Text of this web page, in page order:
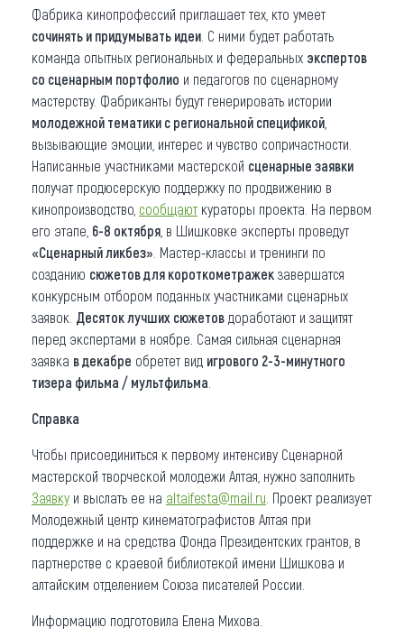
Фабрика кинопрофессий приглашает тех, кто умеет
сочинять и придумывать идеи . С ними будет работать
команда опытных региональных и федеральных экспертов
со сценарным портфолио и педагогов по сценарному
мастерству. Фабриканты будут генерировать истории
молодежной тематики с региональной спецификой
вызывающие эмоции, интерес и чувство сопричастности.
Написанные участниками мастерской сценарные заявки
получат продюсерскую поддержку по продвижению в
кинопроизводство, сообщают кураторы проекта. На первом
его этапе, 6-8 октября , в Шишковке эксперты проведут
«Сценарный ликбез» . Мастер-классы и тренинги по
созданию сюжетов для короткометражек завершатся
конкурсным отбором поданных участниками сценарных
заявок. Десяток лучших сюжетов доработают и защитят
перед экспертами в ноябре. Самая сильная сценарная
заявка в декабре обретет вид игрового 2-3-минутного
тизера фильма / мультфильма
Справка
Чтобы присоединиться к первому интенсиву Сценарной
мастерской творческой молодежи Алтая, нужно заполнить
Заявку и выслать ее на altaifesta@mail.ru . Проект реализует
Молодежный центр кинематографистов Алтая при
поддержке и на средства Фонда Президентских грантов, в
партнерстве с краевой библиотекой имени Шишкова и
алтайским отделением Союза писателей России.
Информацию подготовила Елена Михова.